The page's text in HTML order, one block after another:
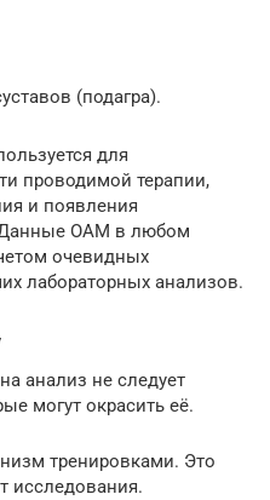
(подагра).
для
проводимой терапии,
и появления
ОАМ в любом
очевидных
лабораторных анализов.
анализ не следует
могут окрасить её.
тренировками. Это
исследования.